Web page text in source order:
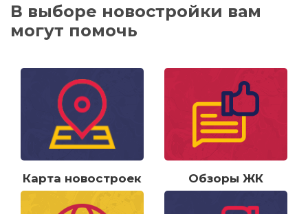
В выборе новостройки вам
могут помочь
Карта новостроек Обзоры ЖК